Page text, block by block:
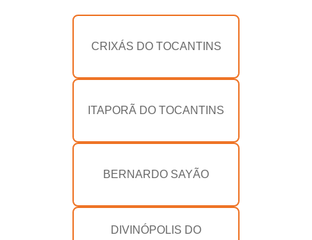
CRIXÁS DO TOCANTINS
ITAPORÃ DO TOCANTINS
BERNARDO SAYÃO
DIVINÓPOLIS DO